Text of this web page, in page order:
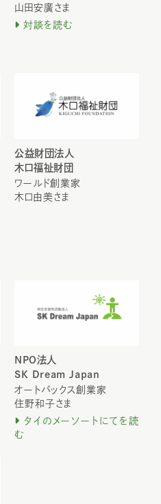
山田安廣さま
対談を読む
公益財団法人
木口福祉財団
ワールド創業家
木口由美さま
NPO法人
SK Dream Japan
オートバックス創業家
住野和子さま
タイのメーソートにてを読
む